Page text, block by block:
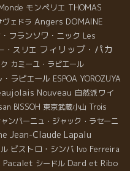
モンペリエ THOMAS
ヴェドラ Angers DOMAINE
フランソワ・ニック Les
・スリエ フィリップ・パカ
カミーユ・ラピエール
・ラピエール ESPOA YOROZUYA
Nouveau 自然派ワイ
BISSOH 東京武蔵小山 Trois
ンパーニュ・ジャック・ラセーニ
Jean-Claude Lapalu
ビストロ・シンバ Ivo Ferreira
Pacalet シードル Dard et Ribo